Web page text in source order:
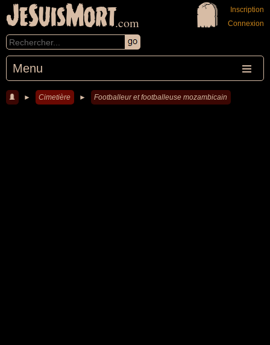
JeSuisMort.com
Menu
Inscription
Connexion
► Cimetière ► Footballeur et footballeuse mozambicain